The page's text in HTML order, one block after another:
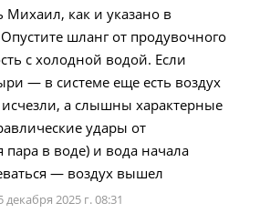
как и указано в
шланг от продувочного
с холодной водой. Если
— в системе еще есть воздух
а слышны характерные
удары от
пара в воде) и вода начала
— воздух вышел
декабря 2025 г. 08:31